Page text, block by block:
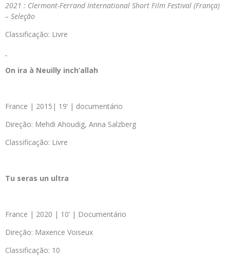
2021 : Clermont-Ferrand International Short Film Festival (França)
– Seleção
Classificação: Livre
On ira à Neuilly inch’allah
France | 2015| 19’ | documentário
Direção: Mehdi Ahoudig, Anna Salzberg
Classificação: Livre
Tu seras un ultra
France | 2020 | 10’ | Documentário
Direção: Maxence Voiseux
Classificação: 10